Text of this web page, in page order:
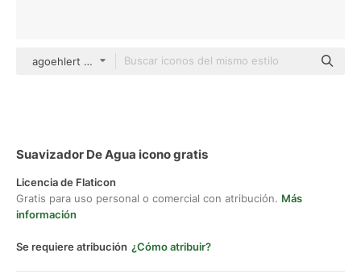
agoehlert Others
Suavizador De Agua icono gratis
Licencia de Flaticon
Gratis para uso personal o comercial con atribución. Más
información
Se requiere atribución ¿Cómo atribuir?